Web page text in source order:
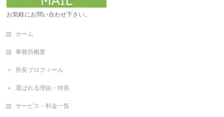
お気軽にお問い合わせ下さい。
ホーム
事務所概要
所長プロフィール
選ばれる理由・特長
サービス・料金一覧